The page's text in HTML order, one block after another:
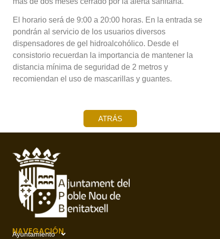
El horario será de 9:00 a 20:00 horas. En la entrada se
pondrán al servicio de los usuarios diversos
dispensadores de gel hidroalcohólico. Desde el
consistorio recuerdan la importancia de mantener la
distancia mínima de seguridad de 2 metros y
recomiendan el uso de mascarillas y guantes.
ATRÁS
NAVEGACIÓN
Ayuntamiento